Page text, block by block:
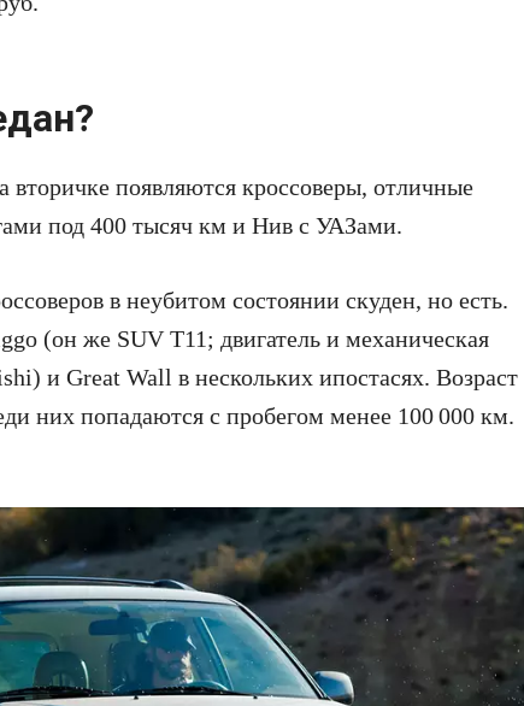
вторичке появляются кроссоверы, отличные
под 400 тысяч км и Нив с УАЗами.
в неубитом состоянии скуден, но есть.
(он же SUV Т11; двигатель и механическая
и Great Wall в нескольких ипостасях. Возраст
них попадаются с пробегом менее 100 000 км.